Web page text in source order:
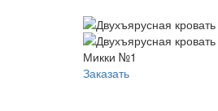
Заказать